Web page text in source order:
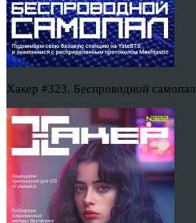
Хакер #323. Беспроводной самопал